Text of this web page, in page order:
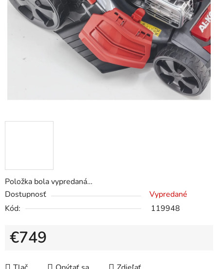
Položka bola vypredaná…
Dostupnosť
Vypredané
Kód:
119948
€749
hviezdičiek.